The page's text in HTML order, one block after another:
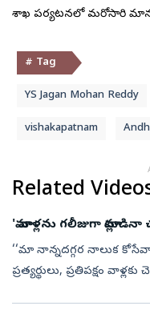
విశాఖ పర్యటనలో మరోసారి
# Tag
YS Jagan Mohan Reddy
vishakapatnam
Related
'మా వాళ్లను గలీజుగా
‘‘మా నాన్నదగ్గర నాలుక
ప్రత్యర్థులు, ప్రతిపక్షం